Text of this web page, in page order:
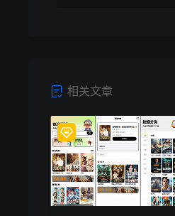
相关文章